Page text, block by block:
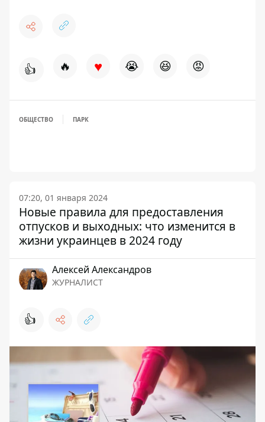
👍 🔥 ♥ 😭 😆 😡
ОБЩЕСТВО ПАРК
07:20, 01 января 2024
Новые правила для предоставления
отпусков и выходных: что изменится в
жизни украинцев в 2024 году
Алексей Александров
ЖУРНАЛИСТ
👍